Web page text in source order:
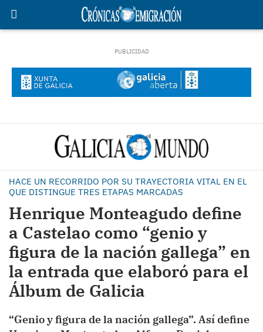
HACE UN RECORRIDO POR SU TRAYECTORIA VITAL EN EL
QUE DISTINGUE TRES ETAPAS MARCADAS
Henrique Monteagudo define
a Castelao como “genio y
figura de la nación gallega” en
la entrada que elaboró para el
Álbum de Galicia
“Genio y figura de la nación gallega”. Así define